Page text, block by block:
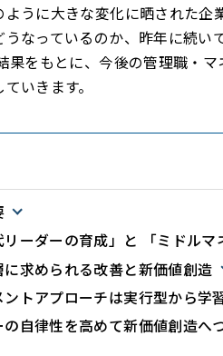
うに大きな変化に晒された
うなっているのか、昨年に続
果をもとに、今後の管理職・
いきます。
リーダーの育成」と 「ミドル
に求められる改善と新価値創造
ントアプローチは実行型から学
の自律性を高めて新価値創造へ